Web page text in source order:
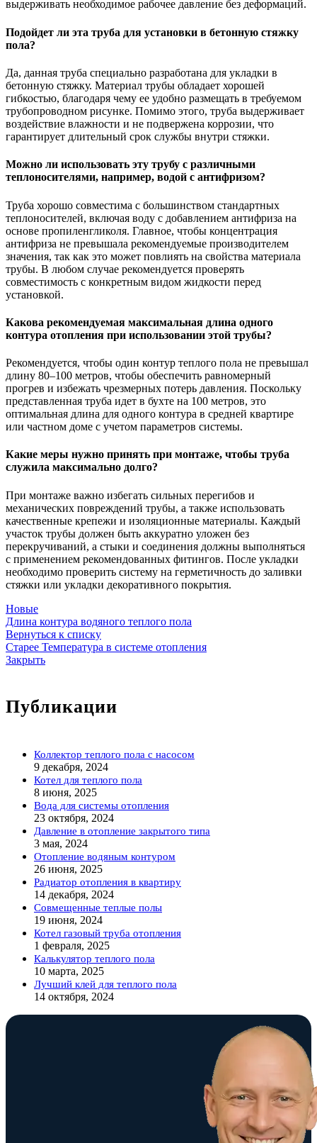
выдерживать необходимое рабочее давление без деформаций.
Подойдет ли эта труба для установки в бетонную стяжку
пола?
Да, данная труба специально разработана для укладки в
бетонную стяжку. Материал трубы обладает хорошей
гибкостью, благодаря чему ее удобно размещать в требуемом
трубопроводном рисунке. Помимо этого, труба выдерживает
воздействие влажности и не подвержена коррозии, что
гарантирует длительный срок службы внутри стяжки.
Можно ли использовать эту трубу с различными
теплоносителями, например, водой с антифризом?
Труба хорошо совместима с большинством стандартных
теплоносителей, включая воду с добавлением антифриза на
основе пропиленгликоля. Главное, чтобы концентрация
антифриза не превышала рекомендуемые производителем
значения, так как это может повлиять на свойства материала
трубы. В любом случае рекомендуется проверять
совместимость с конкретным видом жидкости перед
установкой.
Какова рекомендуемая максимальная длина одного
контура отопления при использовании этой трубы?
Рекомендуется, чтобы один контур теплого пола не превышал
длину 80–100 метров, чтобы обеспечить равномерный
прогрев и избежать чрезмерных потерь давления. Поскольку
представленная труба идет в бухте на 100 метров, это
оптимальная длина для одного контура в средней квартире
или частном доме с учетом параметров системы.
Какие меры нужно принять при монтаже, чтобы труба
служила максимально долго?
При монтаже важно избегать сильных перегибов и
механических повреждений трубы, а также использовать
качественные крепежи и изоляционные материалы. Каждый
участок трубы должен быть аккуратно уложен без
перекручиваний, а стыки и соединения должны выполняться
с применением рекомендованных фитингов. После укладки
необходимо проверить систему на герметичность до заливки
стяжки или укладки декоративного покрытия.
Новые
Длина контура водяного теплого пола
Вернуться к списку
Старее Температура в системе отопления
Закрыть
Публикации
Коллектор теплого пола с насосом
9 декабря, 2024
Котел для теплого пола
8 июня, 2025
Вода для системы отопления
23 октября, 2024
Давление в отопление закрытого типа
3 мая, 2024
Отопление водяным контуром
26 июня, 2025
Радиатор отопления в квартиру
14 декабря, 2024
Совмещенные теплые полы
19 июня, 2024
Котел газовый труба отопления
1 февраля, 2025
Калькулятор теплого пола
10 марта, 2025
Лучший клей для теплого пола
14 октября, 2024